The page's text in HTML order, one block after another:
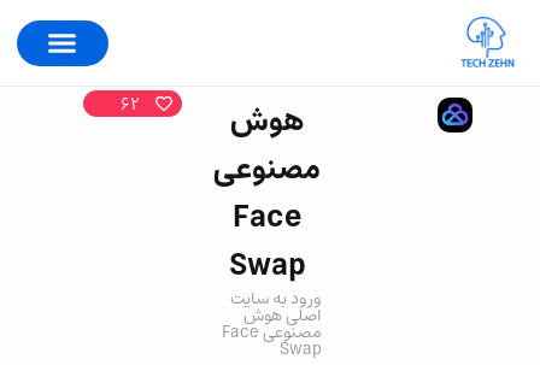
هوش
مصنوعی
Face
Swap
ورود به سایت
اصلی هوش
مصنوعی Face
Swap
62